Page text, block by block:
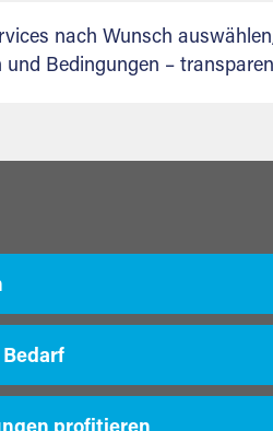
nach Wunsch
und Bedingungen –
Bedarf